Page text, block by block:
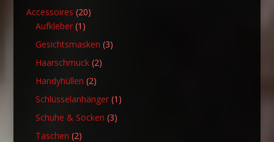
Accessoires 2020
Aufkleber 1 1
Produkt
Gesichtsmasken 33
Haarschmuck 22
Handyhüllen 22
Produkte
Schlüsselanhänger 1 1
Schuhe & Socken 33
Taschen 22